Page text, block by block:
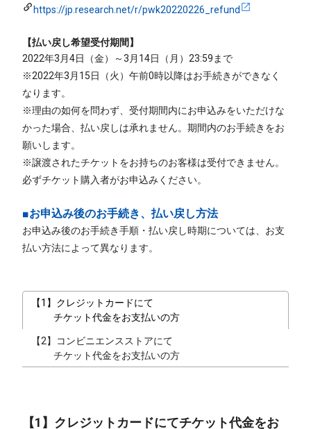
https://jp.research.net/r/pwk20220226_refund
【払い戻し希望受付期間】
2022年3月4日（金）～3月14日（月）23:59まで
※2022年3月15日（火）午前0時以降はお手続きができなく
なります。
※理由の如何を問わず、受付期間内にお申込みをいただけな
かった場合、払い戻しは承れません。期間内のお手続きをお
願いします。
※譲渡されたチケットをお持ちのお客様は受付できません。
必ずチケット購入者がお申込みください。
■お申込み後のお手続き、払い戻し方法
お申込み後のお手続き手順・払い戻し時期については、お支
払い方法によって異なります。
【1】クレジットカードにて
チケット代金をお支払いの方
【2】コンビニエンスストアにて
チケット代金をお支払いの方
【1】クレジットカードにてチケット代金をお